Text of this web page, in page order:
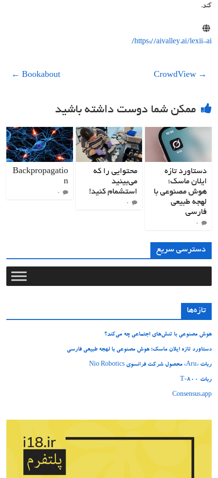
کند.
https://aivalley.ai/lexii-ai/
→
CrowdView
Bookabout
←
ممکن شما دوست داشته باشید
دستاورد تازه
ایلان ماسک؛
هوش مصنوعی با
لهجه طبیعی
فارسی
۰
محتوایی را که
می‌بینید
استشمام کنید!
۰
Backpropagatio
n
۰
دسترسی سریع
تازه‌ها
هوش مصنوعی با تنش‌های اجتماعی چه می‌کند؟
دستاورد تازه ایلان ماسک؛ هوش مصنوعی با لهجه طبیعی فارسی
ربات «Aru» محصول شرکت فرانسوی Nio Robotics
ربات T‑800
Consensus.app